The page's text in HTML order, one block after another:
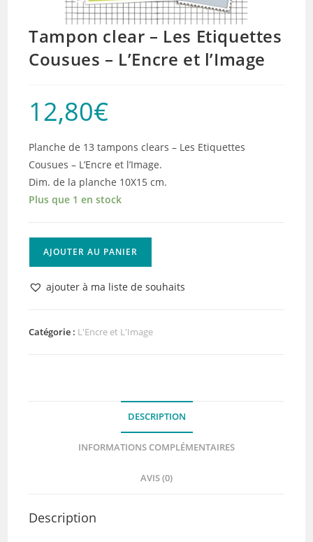
Tampon clear – Les Etiquettes
Cousues – L’Encre et l’Image
12,80€
Planche de 13 tampons clears – Les Etiquettes
Cousues – L’Encre et l’Image.
Dim. de la planche 10X15 cm.
Plus que 1 en stock
Tampon
clear
Les
AJOUTER AU PANIER
ajouter à ma liste de souhaits
Catégorie : L'Encre et L'Image
DESCRIPTION
INFORMATIONS COMPLÉMENTAIRES
AVIS (0)
Description